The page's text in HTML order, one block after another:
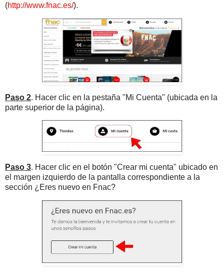
(http://www.fnac.es/).
Paso 2. Hacer clic en la pestaña "Mi Cuenta" (ubicada en la
parte superior de la página).
Paso 3. Hacer clic en el botón "Crear mi cuenta" ubicado en
el margen izquierdo de la pantalla correspondiente a la
sección ¿Eres nuevo en Fnac?